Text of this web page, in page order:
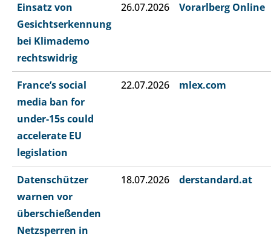
Einsatz von
Gesichtserkennung
bei Klimademo
rechtswidrig
26.07.2026 Vorarlberg Online
France’s social
media ban for
under-15s could
accelerate EU
legislation
22.07.2026 mlex.com
Datenschützer
warnen vor
überschießenden
Netzsperren in
18.07.2026 derstandard.at